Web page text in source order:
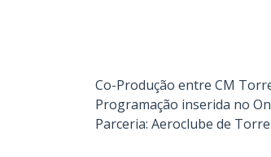
Co-Produção entre CM
Programação inserida no
Parceria: Aeroclube de